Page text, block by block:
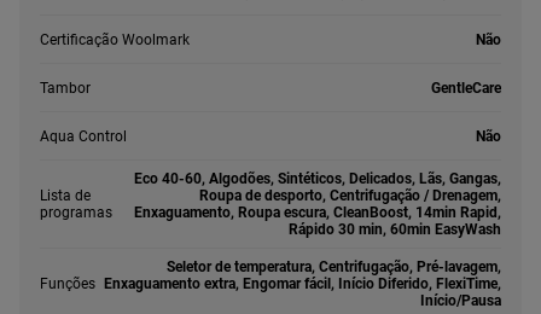
Certificação Woolmark Não
Tambor GentleCare
Aqua Control Não
Lista de
programas
Eco 40-60, Algodões, Sintéticos, Delicados, Lãs, Gangas,
Roupa de desporto, Centrifugação / Drenagem,
Enxaguamento, Roupa escura, CleanBoost, 14min Rapid,
Rápido 30 min, 60min EasyWash
Funções
Seletor de temperatura, Centrifugação, Pré-lavagem,
Enxaguamento extra, Engomar fácil, Início Diferido, FlexiTime,
Início/Pausa